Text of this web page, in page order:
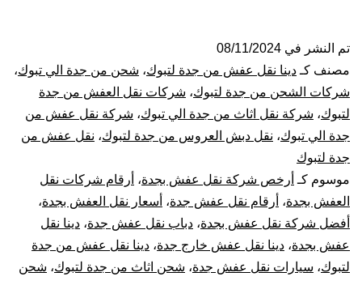
من
جدة
الي
تبوك
تم النشر في 08/11/2024
مصنف كـ دينا نقل عفش من جدة لتبوك، شحن من جدة الي تبوك،
شركات الشحن من جدة لتبوك، شركات نقل العفش من جدة
لتبوك، شركة نقل اثاث من جدة الي تبوك، شركة نقل عفش من
جدة الي تبوك، نقل دبش العروس من جدة لتبوك، نقل عفش من
جدة لتبوك
موسوم كـ أرخص شركة نقل عفش بجدة، أرقام شركات نقل
العفش بجدة، أرقام نقل عفش جدة، أسعار نقل العفش بجدة،
أفضل شركة نقل عفش بجدة، دباب نقل عفش جدة، دينا نقل
عفش بجدة، دينا نقل عفش خارج جدة، دينا نقل عفش من جدة
لتبوك، سيارات نقل عفش جدة، شحن اثاث من جدة لتبوك، شحن